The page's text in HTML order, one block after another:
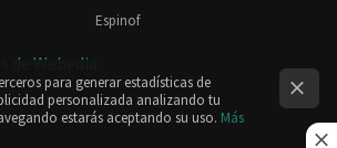
Espinof
Webedia
para generar estadísticas de
personalizada analizando tu
estarás aceptando su uso. Más